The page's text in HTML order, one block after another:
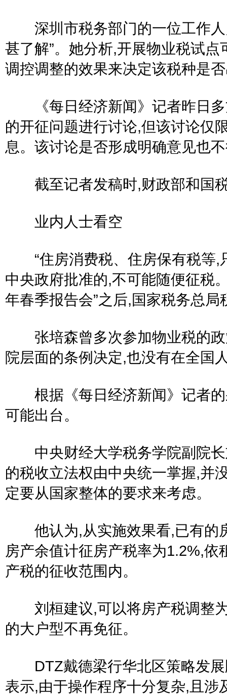
深圳市税务部门的一位工作人
甚了解”。她分析,开展物业税试
调控调整的效果来决定该税种是
《每日经济新闻》记者昨日多
的开征问题进行讨论,但该讨论仅
息。该讨论是否形成明确意见也
截至记者发稿时,财政部和国
业内人士看空
“住房消费税、住房保有税等,
中央政府批准的,不可能随便征税
年春季报告会”之后,国家税务总
张培森曾多次参加物业税的政
院层面的条例决定,也没有在全国
根据《每日经济新闻》记者的
可能出台。
中央财经大学税务学院副院长
的税收立法权由中央统一掌握,并
定要从国家整体的要求来考虑。
他认为,从实施效果看,已有的
房产余值计征房产税率为1.2%,
产税的征收范围内。
刘桓建议,可以将房产税调整为
的大户型不再免征。
DTZ戴德梁行华北区策略发展
表示,由于操作程序十分复杂,且